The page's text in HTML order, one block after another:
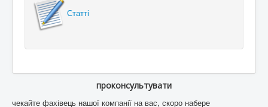
Статті
проконсультувати
чекайте фахівець нашої компанії на вас, скоро набере